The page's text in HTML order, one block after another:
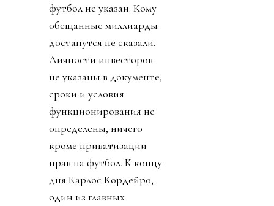
футбол не указан. Кому
обещанные миллиарды
достанутся не сказали.
Личности инвесторов
не указаны в документе,
сроки и условия
функционирования не
определены, ничего
кроме приватизации
прав на футбол. К концу
дня Карлос Кордейро,
один из главных